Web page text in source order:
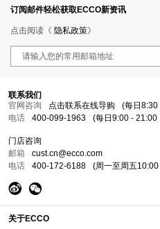
订阅邮件轻松获取ECCO新资讯
点击阅读《 隐私政策》
联系我们
官网咨询
点击联系在线导购
(每日8:30
电话
400-099-1963 (每日9:00 - 21:00
门店咨询
邮箱
cust.cn@ecco.com
电话
400-172-6188 (周一至周五
关于ECCO